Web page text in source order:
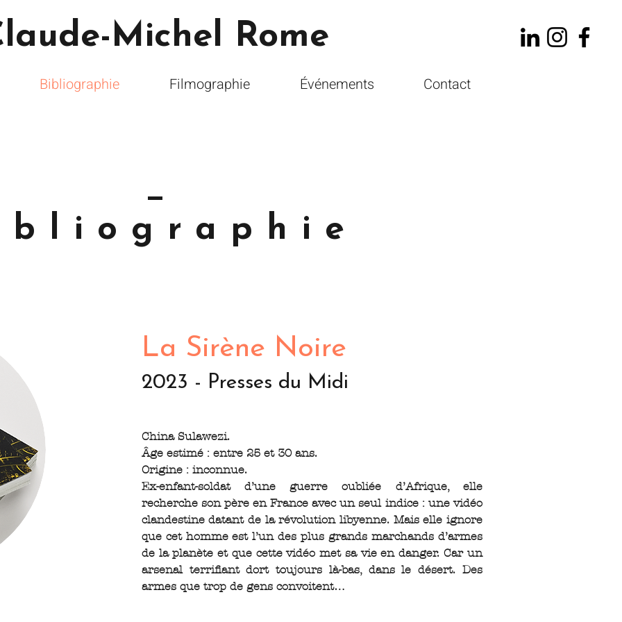
Michel Rome
Bibliographie Filmographie Événements Contact
La Sirène Noire
2023 - Presses du Midi
China Sulawezi.
Âge estimé : entre 25 et 30 ans.
Origine : inconnue.
Ex-enfant-soldat d’une guerre oubliée d’Afrique, elle
recherche son père en France avec un seul indice : une vidéo
clandestine datant de la révolution libyenne. Mais elle ignore
que cet homme est l’un des plus grands marchands d’armes
de la planète et que cette vidéo met sa vie en danger. Car un
arsenal terrifiant dort toujours là-bas, dans le désert. Des
armes que trop de gens convoitent…